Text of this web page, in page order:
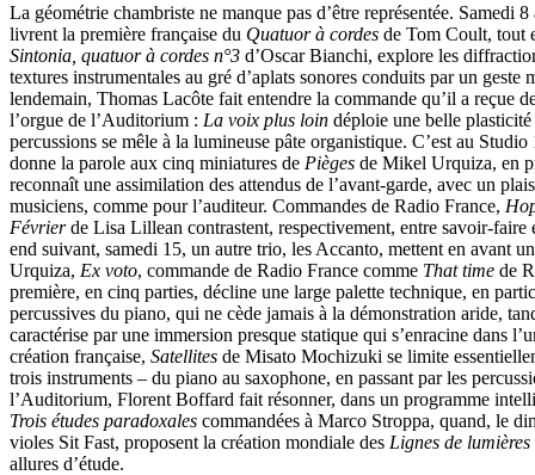
La géométrie chambriste ne manque pas d’être représentée. Samedi
livrent la première française du Quatuor à cordes de Tom Coult, tout
Sintonia, quatuor à cordes n°3 d’Oscar Bianchi, explore les
textures instrumentales au gré d’aplats sonores conduits par un geste
lendemain, Thomas Lacôte fait entendre la commande qu’il a reçue
l’orgue de l’Auditorium : La voix plus loin déploie une belle
percussions se mêle à la lumineuse pâte organistique. C’est au
donne la parole aux cinq miniatures de Pièges de Mikel Urquiza, en
reconnaît une assimilation des attendus de l’avant-garde, avec un
musiciens, comme pour l’auditeur. Commandes de Radio France,
Févrierde Lisa Lillean contrastent, respectivement, entre savoir-faire
end suivant, samedi 15, un autre trio, les Accanto, mettent en avant
Urquiza, Ex voto, commande de Radio France comme That time de
première, en cinq parties, décline une large palette technique, en
percussives du piano, qui ne cède jamais à la démonstration aride,
caractérise par une immersion presque statique qui s’enracine dans
création française, Satellites de Misato Mochizuki se limite
trois instruments – du piano au saxophone, en passant par les
l’Auditorium, Florent Boffard fait résonner, dans un programme
Trois études paradoxales commandées à Marco Stroppa, quand, le
violes Sit Fast, proposent la création mondiale des Lignes de lumières
allures d’étude.